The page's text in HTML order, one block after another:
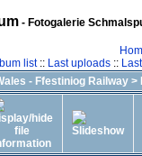
- Fotogalerie
list:: Last uploads::
- Ffestiniog Railway >